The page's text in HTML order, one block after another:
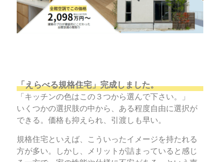
「えらべる規格住宅」完成しました。
「キッチンの色はこの３つから選んで下さい。」
いくつかの選択肢の中から、ある程度自由に選択が
できる。価格も抑えられ、引渡しも早い。
規格住宅といえば、こういったイメージを持たれる
方が多い。しかし、メリットが詰まっていると感じ